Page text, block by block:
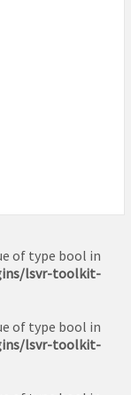
of type bool in
lsvr-toolkit-
of type bool in
lsvr-toolkit-